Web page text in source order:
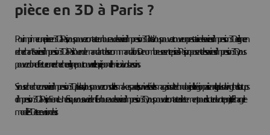
pièce en 3D à Paris ?
Pour imprimer une pièce en 3D à Paris, vous pouvez contacter un bureau de service d'impression 3D local. Vous pouvez trouver un prestataire de services d'impression 3D en ligne en
recherchant "services d'impression 3D à Paris" ou en demandant des recommandations. De nombreuses entreprises à Paris proposent des services d'impression 3D, vous
pouvez donc effectuer une recherche en ligne pour trouver celle qui répond le mieux à vos besoins.
Si vous recherchez un service d'impression 3D plus local, vous pouvez consulter les makerspaces, les universités et les magasins de technologie de la région parisienne. Il y a plus de vingt-huit startups
d'impression 3D à Paris, en France. Une fois que vous avez identifié un bureau de service d'impression 3D, vous pouvez le contacter directement pour discuter de votre projet, télécharger le
modèle 3D et recevoir un devis.